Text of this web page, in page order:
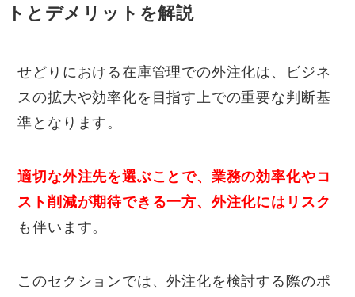
トとデメリットを解説
せどりにおける在庫管理での外注化は、ビジネ
スの拡大や効率化を目指す上での重要な判断基
準となります。
適切な外注先を選ぶことで、業務の効率化やコ
スト削減が期待できる一方、外注化にはリスク
も伴います。
このセクションでは、外注化を検討する際のポ